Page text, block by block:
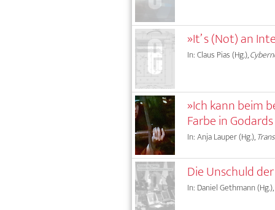
»It’ s (Not) an
In: Claus Pias (Hg.),
»Ich kann beim
Farbe in
In: Anja Lauper (Hg.),
Die Unschuld
In: Daniel Gethmann